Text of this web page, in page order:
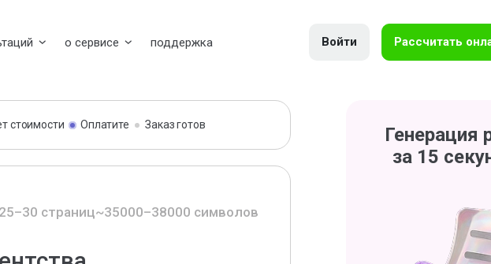
о сервисе поддержка Войти Рассчитать
стоимости Оплатите Заказ готов
страниц~35000–38000 символов
Генерация
за 15